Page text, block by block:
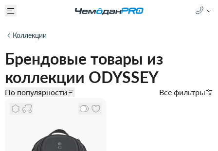
Коллекции
Брендовые товары из
коллекции ODYSSEY
По популярности Все фильтры